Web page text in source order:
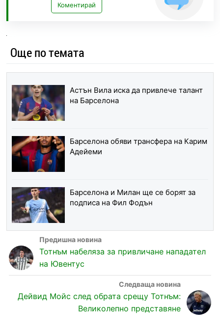
Коментирай
Още по темата
Астън Вила иска да привлече талант
на Барселона
Барселона обяви трансфера на Карим
Адейеми
Барселона и Милан ще се борят за
подписа на Фил Фодън
Тотнъм набеляза за привличане нападател
на Ювентус
Дейвид Мойс след обрата срещу Тотнъм:
Великолепно представяне